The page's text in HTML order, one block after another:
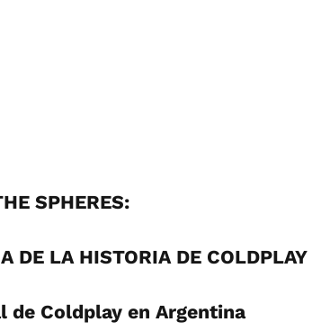
SPHERES:
DE LA HISTORIA DE COLDPLAY
de Coldplay en Argentina